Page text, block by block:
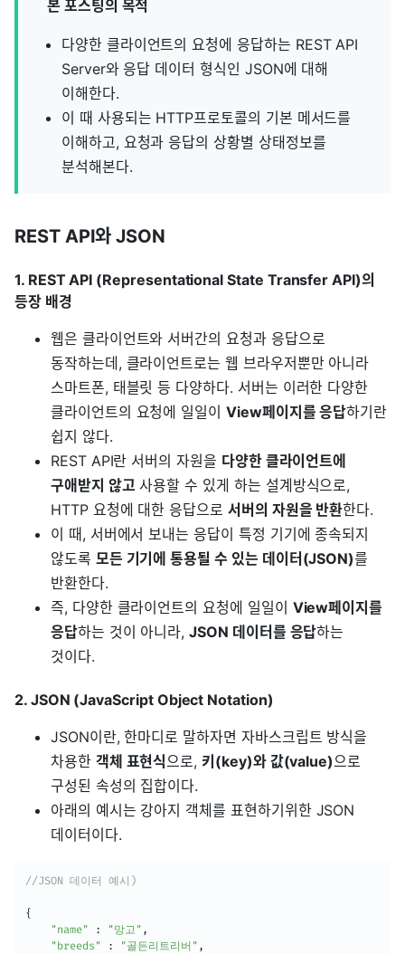
본 포스팅의 목적
다양한 클라이언트의 요청에 응답하는 REST API
Server와 응답 데이터 형식인 JSON에 대해
이해한다.
이 때 사용되는 HTTP프로토콜의 기본 메서드를
이해하고, 요청과 응답의 상황별 상태정보를
분석해본다.
REST API와 JSON
1. REST API (Representational State Transfer API)의
등장 배경
웹은 클라이언트와 서버간의 요청과 응답으로
동작하는데, 클라이언트로는 웹 브라우저뿐만 아니라
스마트폰, 태블릿 등 다양하다. 서버는 이러한 다양한
클라이언트의 요청에 일일이View페이지를 응답하기란
쉽지 않다.
REST API란 서버의 자원을 다양한 클라이언트에
구애받지 않고 사용할 수 있게 하는 설계방식으로,
HTTP 요청에 대한 응답으로 서버의 자원을 반환한다.
이 때, 서버에서 보내는 응답이 특정 기기에 종속되지
않도록 모든 기기에 통용될 수 있는 데이터(JSON)를
반환한다.
즉, 다양한 클라이언트의 요청에 일일이 View페이지를
응답하는 것이 아니라,JSON 데이터를 응답하는
것이다.
2. JSON (JavaScript Object Notation)
JSON이란, 한마디로 말하자면 자바스크립트 방식을
차용한 객체 표현식 으로, 키(key)와 값(value) 으로
구성된 속성의 집합이다.
아래의 예시는 강아지 객체를 표현하기위한 JSON
데이터이다.
//JSON 데이터 예시)
{
"name"
: "망고" ,
"breeds"
: "골든리트리버" ,